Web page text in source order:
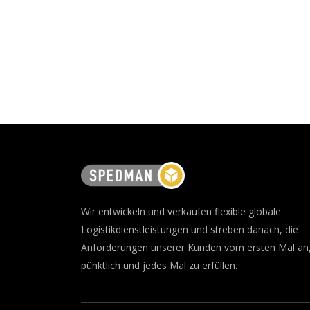
Wir entwickeln und verkaufen flexible globale
Logistikdienstleistungen und streben danach, die
Anforderungen unserer Kunden vom ersten Mal
pünktlich und jedes Mal zu erfüllen.